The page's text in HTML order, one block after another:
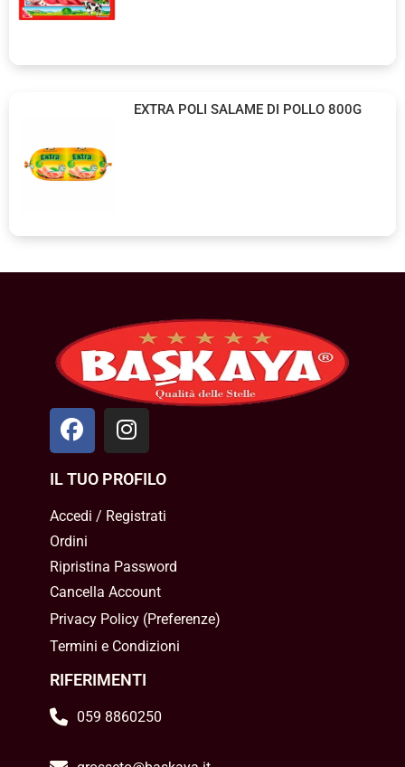
EXTRA POLI SALAME DI POLLO 800G
IL TUO PROFILO
Accedi / Registrati
Ordini
Ripristina Password
Cancella Account
Privacy Policy(Preferenze)
Termini e Condizioni
RIFERIMENTI
059 8860250